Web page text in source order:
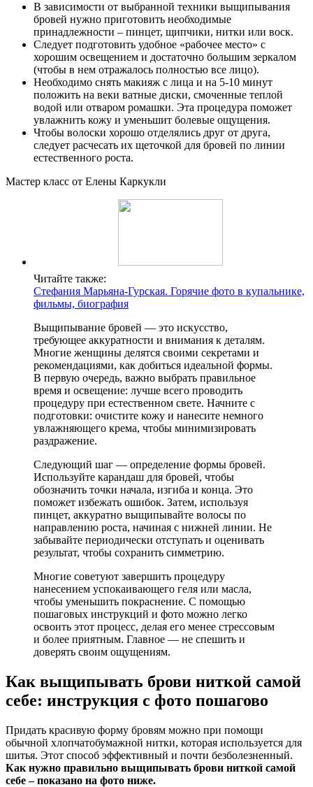
В зависимости от выбранной техники выщипывания
бровей нужно приготовить необходимые
принадлежности – пинцет, щипчики, нитки или воск.
Следует подготовить удобное «рабочее место» с
хорошим освещением и достаточно большим зеркалом
(чтобы в нем отражалось полностью все лицо).
Необходимо снять макияж с лица и на 5-10 минут
положить на веки ватные диски, смоченные теплой
водой или отваром ромашки. Эта процедура поможет
увлажнить кожу и уменьшит болевые ощущения.
Чтобы волоски хорошо отделялись друг от друга,
следует расчесать их щеточкой для бровей по линии
естественного роста.
Мастер класс от Елены Каркукли
Читайте также:
Стефания Марьяна-Гурская. Горячие фото в купальнике,
фильмы, биография
Выщипывание бровей — это искусство,
требующее аккуратности и внимания к деталям.
Многие женщины делятся своими секретами и
рекомендациями, как добиться идеальной формы.
В первую очередь, важно выбрать правильное
время и освещение: лучше всего проводить
процедуру при естественном свете. Начните с
подготовки: очистите кожу и нанесите немного
увлажняющего крема, чтобы минимизировать
раздражение.
Следующий шаг — определение формы бровей.
Используйте карандаш для бровей, чтобы
обозначить точки начала, изгиба и конца. Это
поможет избежать ошибок. Затем, используя
пинцет, аккуратно выщипывайте волосы по
направлению роста, начиная с нижней линии. Не
забывайте периодически отступать и оценивать
результат, чтобы сохранить симметрию.
Многие советуют завершить процедуру
нанесением успокаивающего геля или масла,
чтобы уменьшить покраснение. С помощью
пошаговых инструкций и фото можно легко
освоить этот процесс, делая его менее стрессовым
и более приятным. Главное — не спешить и
доверять своим ощущениям.
Как выщипывать брови ниткой самой
себе: инструкция с фото пошагово
Придать красивую форму бровям можно при помощи
обычной хлопчатобумажной нитки, которая используется для
шитья. Этот способ эффективный и почти безболезненный.
Как нужно правильно выщипывать брови ниткой самой
себе – показано на фото ниже.